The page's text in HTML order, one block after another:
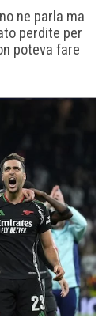
ne parla ma
perdite per
poteva fare